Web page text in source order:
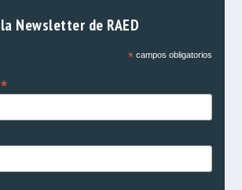
Newsletter de RAED
*campos obligatorios
*